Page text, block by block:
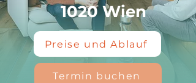
1020 Wien
Preise und Ablauf
Termin buchen